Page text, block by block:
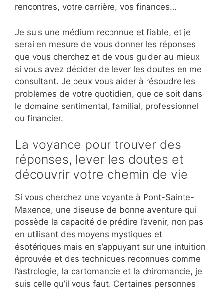
rencontres, votre carrière, vos finances…
Je suis une médium reconnue et fiable, et je
serai en mesure de vous donner les réponses
que vous cherchez et de vous guider au mieux
si vous avez décider de lever les doutes en me
consultant. Je peux vous aider à résoudre les
problèmes de votre quotidien, que ce soit dans
le domaine sentimental, familial, professionnel
ou financier.
La voyance pour trouver des
réponses, lever les doutes et
découvrir votre chemin de vie
Si vous cherchez une voyante à Pont-Sainte-
Maxence, une diseuse de bonne aventure qui
possède la capacité de prédire l’avenir, non pas
en utilisant des moyens mystiques et
ésotériques mais en s’appuyant sur une intuition
éprouvée et des techniques reconnues comme
l’astrologie, la cartomancie et la chiromancie, je
suis celle qu’il vous faut. Certaines personnes